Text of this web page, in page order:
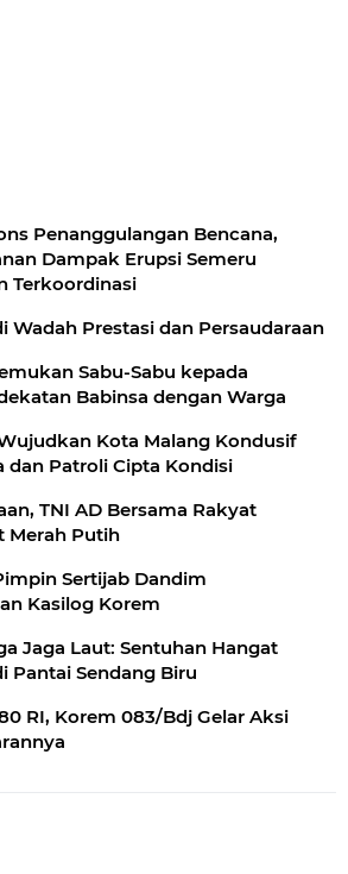
Penanggulangan Bencana,
Dampak Erupsi Semeru
Terkoordinasi
Wadah Prestasi dan Persaudaraan
Sabu-Sabu kepada
Babinsa dengan Warga
Kota Malang Kondusif
dan Patroli Cipta Kondisi
TNI AD Bersama Rakyat
Merah Putih
Sertijab Dandim
Kasilog Korem
Jaga Laut: Sentuhan Hangat
Pantai Sendang Biru
RI, Korem 083/Bdj Gelar Aksi